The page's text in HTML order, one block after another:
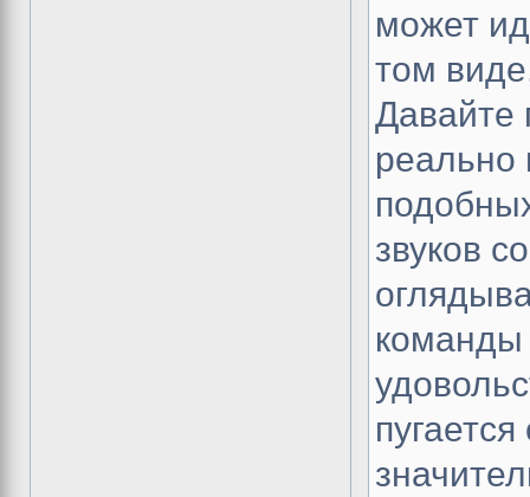
может
том
Давайте
реально
звуков
команды